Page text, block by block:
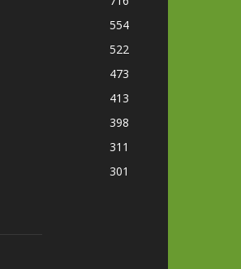
554
522
473
413
398
311
301